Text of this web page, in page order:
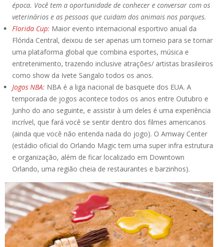
época. Você tem a oportunidade de conhecer e conversar com os
veterinários e as pessoas que cuidam dos animais nos parques.
Florida Cup: Maior evento internacional esportivo anual da
Flórida Central, deixou de ser apenas um torneio para se tornar
uma plataforma global que combina esportes, música e
entretenimento, trazendo inclusive atrações/ artistas brasileiros
como show da Ivete Sangalo todos os anos.
Jogos NBA: NBA é a liga nacional de basquete dos EUA. A
temporada de jogos acontece todos os anos entre Outubro e
Junho do ano seguinte, e assistir à um deles é uma experiência
incrível, que fará você se sentir dentro dos filmes americanos
(ainda que você não entenda nada do jogo). O Amway Center
(estádio oficial do Orlando Magic tem uma super infra estrutura
e organização, além de ficar localizado em Downtown
Orlando, uma região cheia de restaurantes e barzinhos).